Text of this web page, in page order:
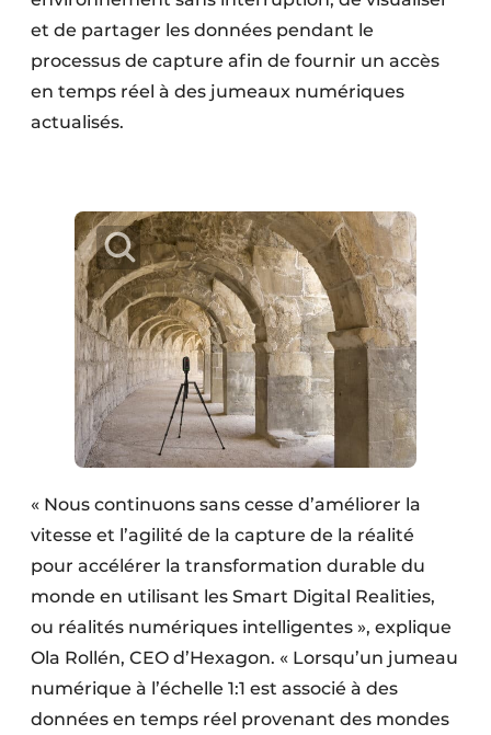
et de partager les données pendant le
processus de capture afin de fournir un accès
en temps réel à des jumeaux numériques
actualisés.
« Nous continuons sans cesse d’améliorer la
vitesse et l’agilité de la capture de la réalité
pour accélérer la transformation durable du
monde en utilisant les Smart Digital Realities,
ou réalités numériques intelligentes », explique
Ola Rollén, CEO d’Hexagon. « Lorsqu’un jumeau
numérique à l’échelle 1:1 est associé à des
données en temps réel provenant des mondes